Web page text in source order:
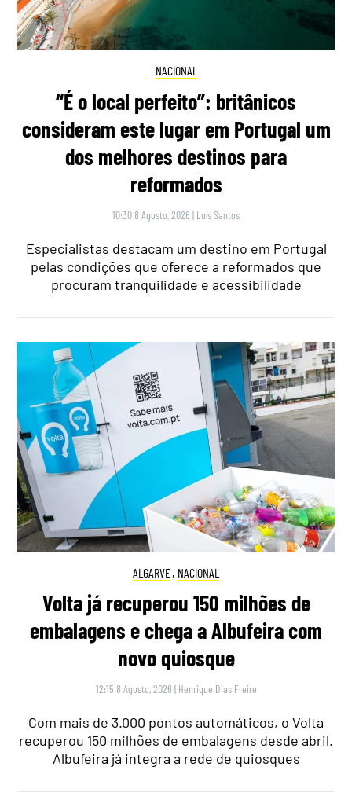
NACIONAL
“É o local perfeito”: britânicos
consideram este lugar em Portugal um
dos melhores destinos para
reformados
10:30 8 Agosto, 2026 | Luís Santos
Especialistas destacam um destino em Portugal
pelas condições que oferece a reformados que
procuram tranquilidade e acessibilidade
ALGARVE, NACIONAL
Volta já recuperou 150 milhões de
embalagens e chega a Albufeira com
novo quiosque
12:15 8 Agosto, 2026 | Henrique Dias Freire
Com mais de 3.000 pontos automáticos, o Volta
recuperou 150 milhões de embalagens desde abril.
Albufeira já integra a rede de quiosques